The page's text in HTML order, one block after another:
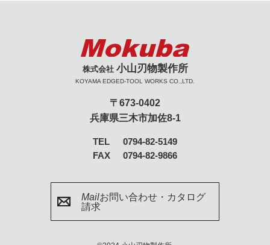
株式会社 小山刃物製作所
KOYAMA EDGED-TOOL WORKS CO.,LTD.
〒673-0402
兵庫県三木市加佐8-1
TEL
0794-82-5149
FAX
0794-82-9866
Mailお問い合わせ・カタログ
請求